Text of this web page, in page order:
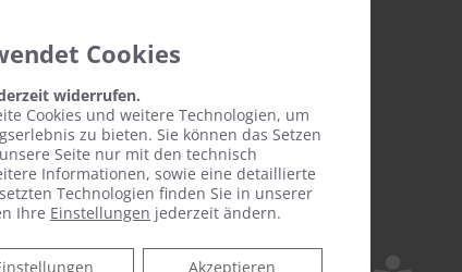
& KNAPP
Cookies
widerrufen.
Cookies und weitere Technologien, um
zu bieten. Sie können das Setzen
Seite nur mit den technisch
Informationen, sowie eine detaillierte
Technologien finden Sie in unserer
Ihre Einstellungen jederzeit ändern.
Akzeptieren